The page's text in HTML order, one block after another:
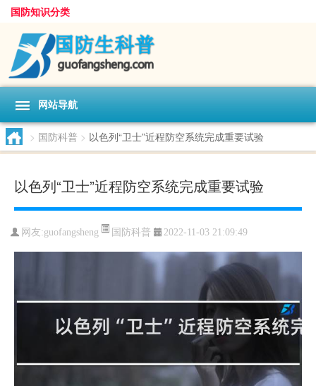
国防知识分类
网站导航
> 国防科普 > 以色列“卫士”近程防空系统完成重要试验
以色列“卫士”近程防空系统完成重要试验
网友:guofangsheng 国防科普 2022-11-03 21:09:49